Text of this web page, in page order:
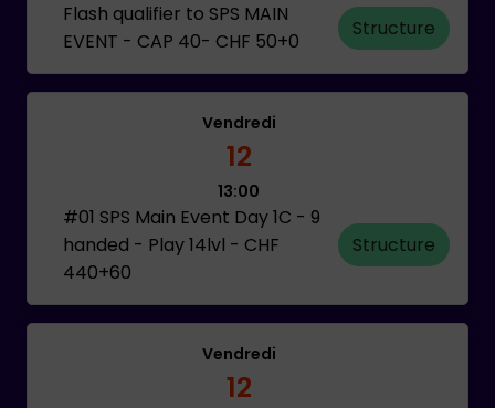
Flash qualifier to SPS MAIN
EVENT - CAP 40- CHF 50+0
Structure
Vendredi
12
13:00
#01 SPS Main Event Day 1C - 9
handed - Play 14lvl - CHF
440+60
Structure
Vendredi
12